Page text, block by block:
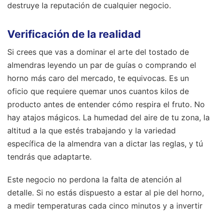
destruye la reputación de cualquier negocio.
Verificación de la realidad
Si crees que vas a dominar el arte del tostado de
almendras leyendo un par de guías o comprando el
horno más caro del mercado, te equivocas. Es un
oficio que requiere quemar unos cuantos kilos de
producto antes de entender cómo respira el fruto. No
hay atajos mágicos. La humedad del aire de tu zona, la
altitud a la que estés trabajando y la variedad
específica de la almendra van a dictar las reglas, y tú
tendrás que adaptarte.
Este negocio no perdona la falta de atención al
detalle. Si no estás dispuesto a estar al pie del horno,
a medir temperaturas cada cinco minutos y a invertir